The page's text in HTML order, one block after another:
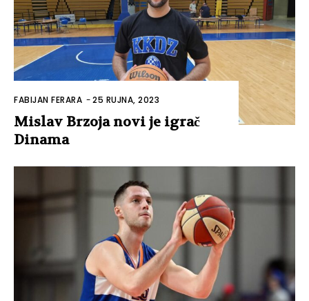
FABIJAN FERARA -25 RUJNA, 2023
Mislav Brzoja novi je igrač
Dinama